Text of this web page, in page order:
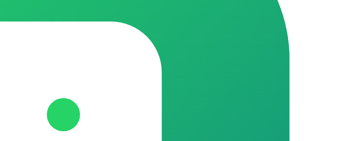
Adicione seus amigos https://chat.whatsapp.com/K28s6q9z5jd93Hdt0QIs8I
a gente!! Adicione seus amigos https://chat.whatsapp.com/GrXkGdcqm3eFH1kZ9fWeIB